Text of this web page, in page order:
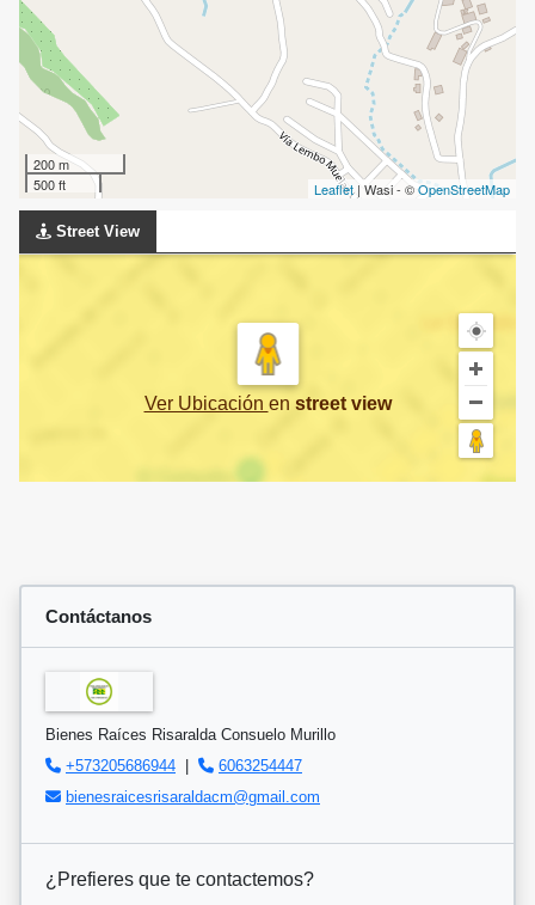
200 m
500 ft
Leaflet| Wasi - ©OpenStreetMap
Street View
Ver Ubicación en street view
Contáctanos
Bienes Raíces Risaralda Consuelo Murillo
+573205686944 |
6063254447
bienesraicesrisaraldacm@gmail.com
¿Prefieres que te contactemos?